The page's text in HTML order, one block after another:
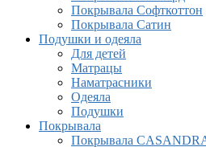
Покрывала Софткоттон
Покрывала Сатин
Подушки и одеяла
Для детей
Матрацы
Наматрасники
Одеяла
Подушки
Покрывала
Покрывалa